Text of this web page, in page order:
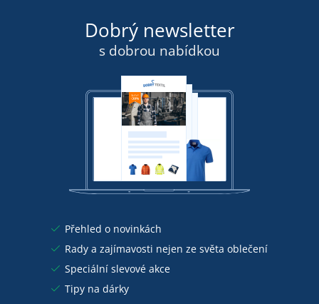
Dobrý newsletter
s dobrou nabídkou
Přehled o novinkách
Rady a zajímavosti nejen ze světa oblečení
Speciální slevové akce
Tipy na dárky